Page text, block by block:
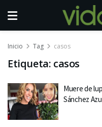
Inicio Tag casos
Etiqueta: casos
Muere de
Sánchez